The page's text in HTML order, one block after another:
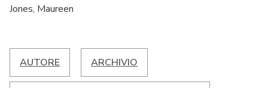
Jones, Maureen
AUTORE ARCHIVIO